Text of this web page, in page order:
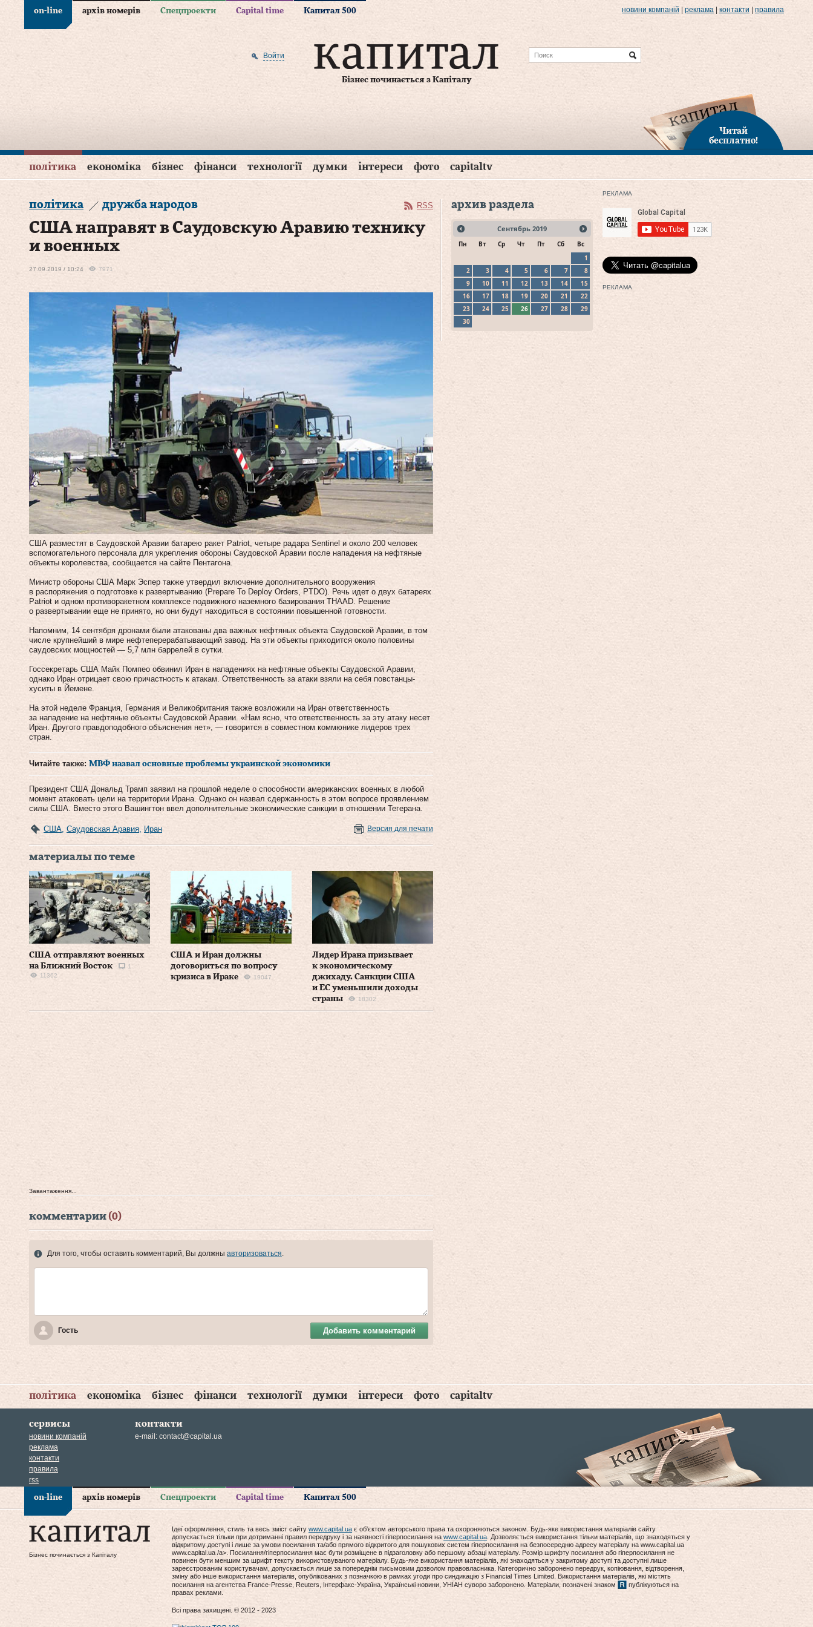
on-line архів номерів Спецпроекти Capital time Капитал 500 новини компаній реклама контакти правила
Бізнес починається з Капіталу
Войти
Читай
бесплатно!
політика економіка бізнес фінанси технології думки інтереси фото capitaltv
політика дружба народов RSS
США направят в Саудовскую Аравию технику
и военных
27.09.2019 / 10:24 7971
США разместят в Саудовской Аравии батарею ракет Patriot, четыре радара Sentinel и около 200 человек
вспомогательного персонала для укрепления обороны Саудовской Аравии после нападения на нефтяные
объекты королевства, сообщается на сайте Пентагона.
Министр обороны США Марк Эспер также утвердил включение дополнительного вооружения
в распоряжения о подготовке к развертыванию (Prepare To Deploy Orders, PTDO). Речь идет о двух батареях
Patriot и одном противоракетном комплексе подвижного наземного базирования THAAD. Решение
о развертывании еще не принято, но они будут находиться в состоянии повышенной готовности.
Напомним, 14 сентября дронами были атакованы два важных нефтяных объекта Саудовской Аравии, в том
числе крупнейший в мире нефтеперерабатывающий завод. На эти объекты приходится около половины
саудовских мощностей — 5,7 млн баррелей в сутки.
Госсекретарь США Майк Помпео обвинил Иран в нападениях на нефтяные объекты Саудовской Аравии,
однако Иран отрицает свою причастность к атакам. Ответственность за атаки взяли на себя повстанцы-
хуситы в Йемене.
На этой неделе Франция, Германия и Великобритания также возложили на Иран ответственность
за нападение на нефтяные объекты Саудовской Аравии. «Нам ясно, что ответственность за эту атаку несет
Иран. Другого правдоподобного объяснения нет», — говорится в совместном коммюнике лидеров трех
стран.
Читайте также: МВФ назвал основные проблемы украинской экономики
Президент США Дональд Трамп заявил на прошлой неделе о способности американских военных в любой
момент атаковать цели на территории Ирана. Однако он назвал сдержанность в этом вопросе проявлением
силы США. Вместо этого Вашингтон ввел дополнительные экономические санкции в отношении Тегерана.
США Саудовская Аравия Иран Версия для печати
материалы по теме
США отправляют военных
на Ближний Восток
1
11362
США и Иран должны
договориться по вопросу
кризиса в Ираке
19047
Лидер Ирана призывает
к экономическому
джихаду. Санкции США
и ЕС уменьшили доходы
страны
18302
Завантаження...
комментарии(0)
Для того, чтобы оставить комментарий, Вы должны авторизоваться
Гость Добавить комментарий
архив раздела
Сентябрь 2019
Пн Вт Ср Чт Пт Сб
Вс
1
2
3 4 5 6 7
8
9
10 11 12 13 14
15
16
17 18 19 20 21
22
23
24 25 26 27 28
29
30
РЕКЛАМА
РЕКЛАМА
політика економіка бізнес фінанси технології думки інтереси фото capitaltv
сервисы
новини компаній
реклама
контакти
правила
rss
контакти
e-mail: contact@capital.ua
on-line архів номерів Спецпроекти Capital time Капитал 500
Бізнес починається з Капіталу
Ідеї оформлення, стиль та весь зміст сайту www.capital.ua є об'єктом авторського права та охороняються законом. Будь-яке використання матеріалів сайту
допускається тільки при дотриманні правил передруку і за наявності гіперпосилання на www.capital.ua . Дозволяється використання тільки матеріалів, що знаходяться у
відкритому доступі і лише за умови посилання та/або прямого відкритого для пошукових систем гіперпосилання на безпосередню адресу матеріалу на www.capital.ua
www.capital.ua /a>. Посилання/гіперпосилання має бути розміщене в підзаголовку або першому абзаці матеріалу. Розмір шрифту посилання або гіперпосилання не
повинен бути меншим за шрифт тексту використовуваного матеріалу. Будь-яке використання матеріалів, які знаходяться у закритому доступі та доступні лише
зареєстрованим користувачам, допускається лише за попереднім письмовим дозволом правовласника. Категорично заборонено передрук, копіювання, відтворення,
зміну або інше використання матеріалів, опублікованих з позначкою в рамках угоди про синдикацію з Financial Times Limited. Використання матеріалів, які містять
посилання на агентства France-Presse, Reuters, Інтерфакс-Україна, Українські новини, УНІАН суворо заборонено. Матеріали, позначені знаком
публікуються на
правах реклами.
Всі права захищені. © 2012 - 2023